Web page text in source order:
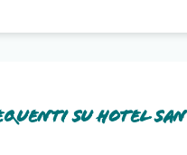
su Hotel San